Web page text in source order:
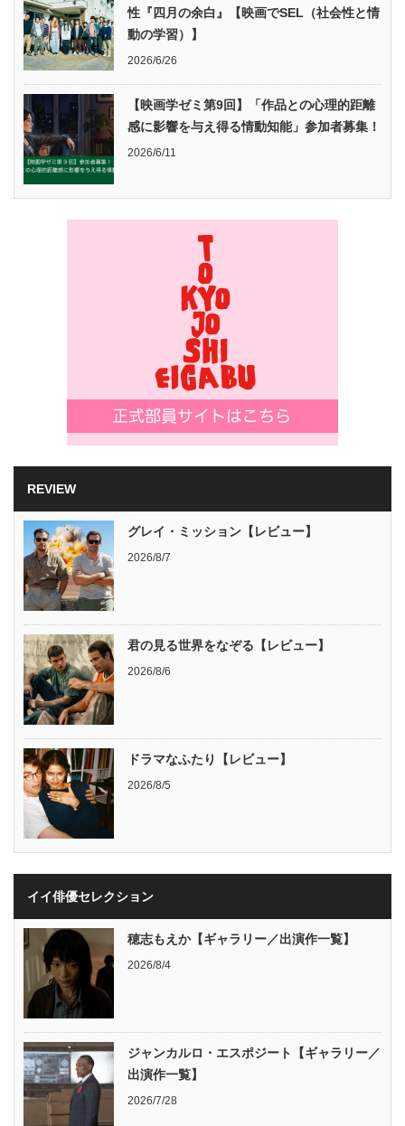
性『四月の余白』【映画でSEL（社会性と情
動の学習）】
2026/6/26
【映画学ゼミ第9回】「作品との心理的距離
感に影響を与え得る情動知能」参加者募集！
2026/6/11
REVIEW
グレイ・ミッション【レビュー】
2026/8/7
君の見る世界をなぞる【レビュー】
2026/8/6
ドラマなふたり【レビュー】
2026/8/5
イイ俳優セレクション
穂志もえか【ギャラリー／出演作一覧】
2026/8/4
ジャンカルロ・エスポジート【ギャラリー／
出演作一覧】
2026/7/28